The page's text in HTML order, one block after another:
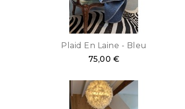
Plaid En Laine - Bleu
75,00 €